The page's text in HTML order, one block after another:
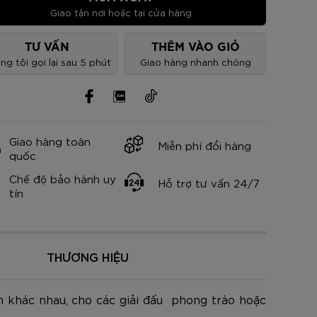
Cam
Giao tận nơi hoặc tại cửa hàng
TƯ VẤN
tôi gọi lại sau 5 phút
THÊM VÀO GIỎ
Giao hàng nhanh chóng
Giao hàng toàn
quốc
Miễn phí đổi hàng
Chế độ bảo hành uy
tín
Hỗ trợ tư vấn 24/7
THƯƠNG HIỆU
nhau, cho các giải đấu phong trào hoặc